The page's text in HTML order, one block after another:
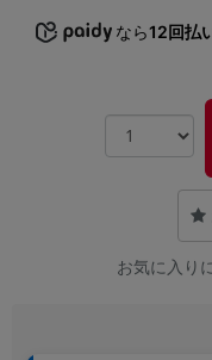
なら12回払
お気に入り
CPU